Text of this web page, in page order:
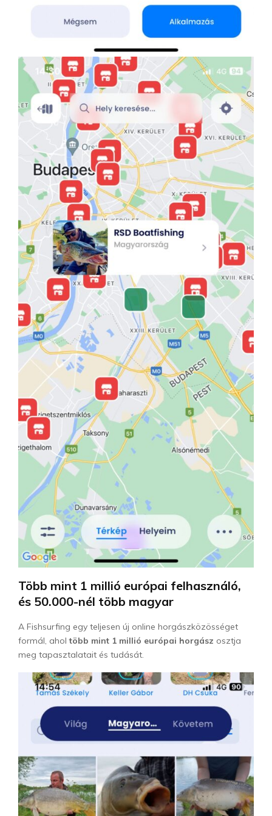
Több mint 1 millió európai felhasználó,
és 50.000-nél több magyar
A Fishsurfing egy teljesen új online horgászközösséget
formál, ahol több mint 1 millió európai horgász osztja
meg tapasztalatait és tudását.